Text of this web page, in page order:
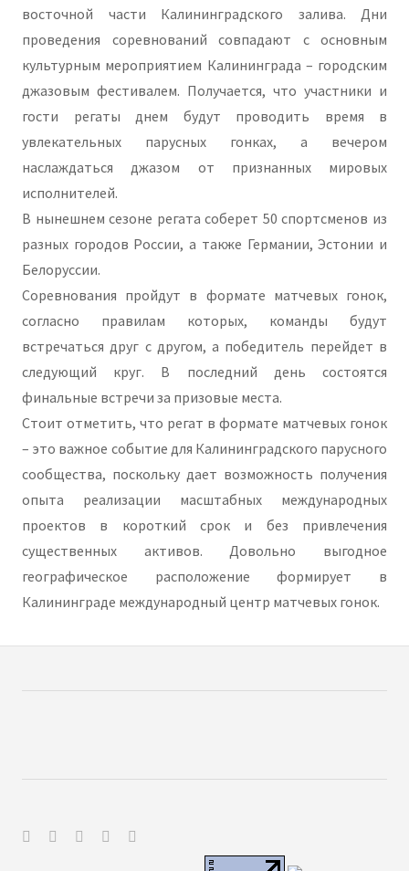
восточной части Калининградского залива. Дни
проведения соревнований совпадают с основным
культурным мероприятием Калининграда – городским
джазовым фестивалем. Получается, что участники и
гости регаты днем будут проводить время в
увлекательных парусных гонках, а вечером
наслаждаться джазом от признанных мировых
исполнителей.
В нынешнем сезоне регата соберет 50 спортсменов из
разных городов России, а также Германии, Эстонии и
Белоруссии.
Соревнования пройдут в формате матчевых гонок,
согласно правилам которых, команды будут
встречаться друг с другом, а победитель перейдет в
следующий круг. В последний день состоятся
финальные встречи за призовые места.
Стоит отметить, что регат в формате матчевых гонок
– это важное событие для Калининградского парусного
сообщества, поскольку дает возможность получения
опыта реализации масштабных международных
проектов в короткий срок и без привлечения
существенных активов. Довольно выгодное
географическое расположение формирует в
Калининграде международный центр матчевых гонок.